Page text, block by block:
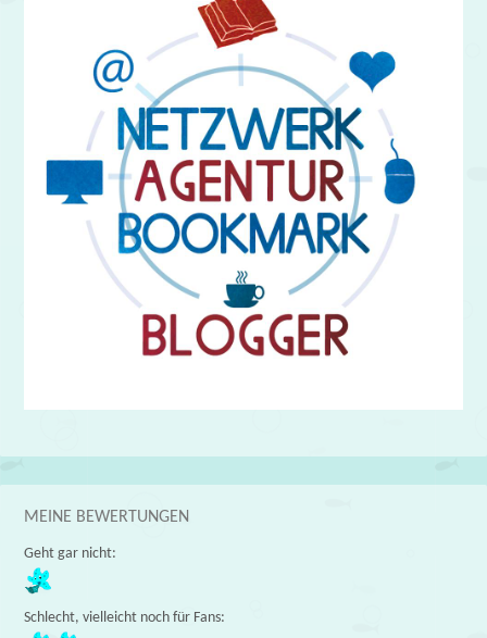
MEINE BEWERTUNGEN
Geht gar nicht:
Schlecht, vielleicht noch für Fans: